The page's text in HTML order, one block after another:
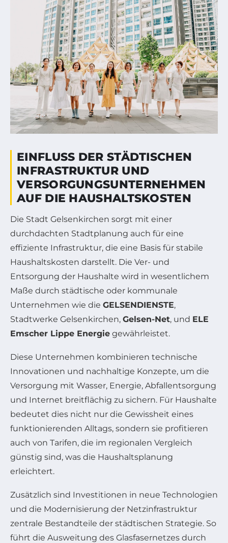
EINFLUSS DER STÄDTISCHEN
INFRASTRUKTUR UND
VERSORGUNGSUNTERNEHMEN
AUF DIE HAUSHALTSKOSTEN
Die Stadt Gelsenkirchen sorgt mit einer
durchdachten Stadtplanung auch für eine
effiziente Infrastruktur, die eine Basis für stabile
Haushaltskosten darstellt. Die Ver- und
Entsorgung der Haushalte wird in wesentlichem
Maße durch städtische oder kommunale
Unternehmen wie die GELSENDIENSTE,
Stadtwerke Gelsenkirchen, Gelsen-Net, und ELE
Emscher Lippe Energie gewährleistet.
Diese Unternehmen kombinieren technische
Innovationen und nachhaltige Konzepte, um die
Versorgung mit Wasser, Energie, Abfallentsorgung
und Internet breitflächig zu sichern. Für Haushalte
bedeutet dies nicht nur die Gewissheit eines
funktionierenden Alltags, sondern sie profitieren
auch von Tarifen, die im regionalen Vergleich
günstig sind, was die Haushaltsplanung
erleichtert.
Zusätzlich sind Investitionen in neue Technologien
und die Modernisierung der Netzinfrastruktur
zentrale Bestandteile der städtischen Strategie. So
führt die Ausweitung des Glasfasernetzes durch